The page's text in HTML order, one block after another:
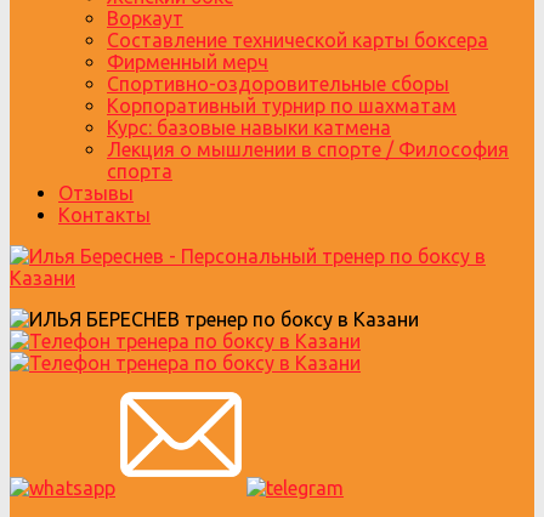
Воркаут
Составление технической карты боксера
Фирменный мерч
Спортивно-оздоровительные сборы
Корпоративный турнир по шахматам
Курс: базовые навыки катмена
Лекция о мышлении в спорте / Философия
спорта
Отзывы
Контакты